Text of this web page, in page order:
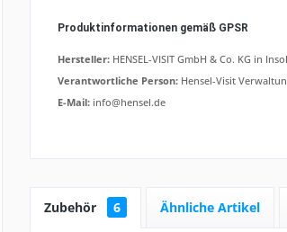
Produktinformationen gemäß GPSR
Hersteller: HENSEL-VISIT GmbH & Co. KG in
Verantwortliche Person: Hensel-Visit
E-Mail: info@hensel.de
Zubehör 6 Ähnliche Artikel